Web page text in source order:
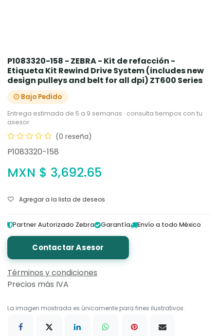
P1083320-158 - ZEBRA - Kit de refacción -
Etiqueta Kit Rewind Drive System (includes new
design pulleys and belt for all dpi) ZT600 Series
Bajo Pedido
Entrega estimada de 5 a 9 semanas · consulta tiempos con tu
asesor
(0 reseña)
P1083320-158
MXN $ 3,692.65
Agregar a la lista de deseos
Partner Autorizado Zebra Garantía Envío a todo México
Contactar Asesor
Términos y condiciones
Precios más IVA
La imagen mostrada es únicamente para fines ilustrativos.